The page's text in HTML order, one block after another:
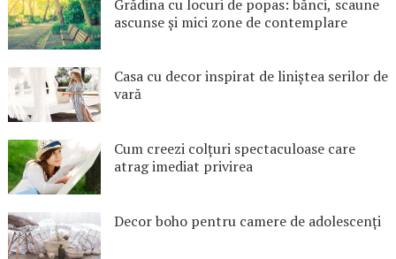
Grădina cu locuri de popas: bănci, scaune
ascunse și mici zone de contemplare
Casa cu decor inspirat de liniștea serilor de
vară
Cum creezi colțuri spectaculoase care
atrag imediat privirea
Decor boho pentru camere de adolescenți